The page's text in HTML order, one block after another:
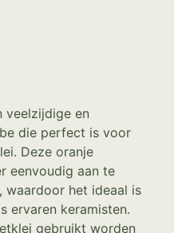
veelzijdige en
die perfect is voor
Deze oranje
eenvoudig aan te
waardoor het ideaal is
ervaren keramisten.
gebruikt worden